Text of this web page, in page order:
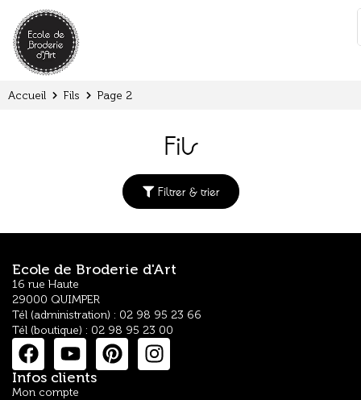
:
Accueil Fils Page 2
Fils
Filtrer & trier
Ecole de Broderie d'Art
16 rue Haute
29000 QUIMPER
Tél (administration) : 02 98 95 23 66
Tél (boutique) : 02 98 95 23 00
Infos clients
Mon compte
Panneau de gestion des cookies